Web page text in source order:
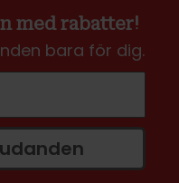
med rabatter!
bara för dig.